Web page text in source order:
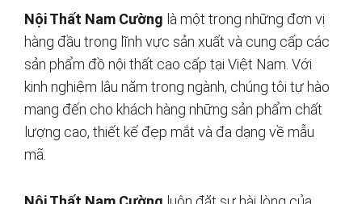
Nội Thất Nam Cường là một trong những đơn vị
hàng đầu trong lĩnh vực sản xuất và cung cấp các
sản phẩm đồ nội thất cao cấp tại Việt Nam. Với
kinh nghiệm lâu năm trong ngành, chúng tôi tự hào
mang đến cho khách hàng những sản phẩm chất
lượng cao, thiết kế đẹp mắt và đa dạng về mẫu
mã.